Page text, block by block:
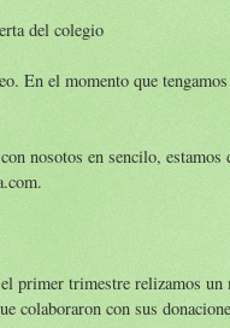
del colegio
En el momento que
nosotos en sencilo,
primer trimestre relizamos
colaboraron con sus